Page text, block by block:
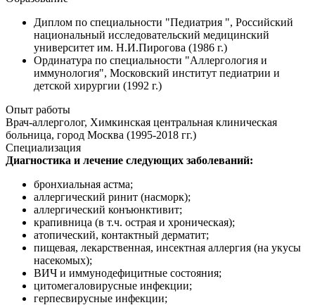
Диплом по специальности "Педиатрия ", Российский
национальный исследовательский медицинский
университет им. Н.И.Пирогова (1986 г.)
Ординатура по специальности "Аллергология и
иммунология", Московский институт педиатрии и
детской хирургии (1992 г.)
Опыт работы
Врач-аллерголог, Химкинская центральная клиническая
больница, город Москва (1995-2018 гг.)
Специализация
Диагностика и лечение следующих заболеваний:
бронхиальная астма;
аллергический ринит (насморк);
аллергический конъюнктивит;
крапивница (в т.ч. острая и хроническая);
атопический, контактный дерматит;
пищевая, лекарственная, инсектная аллергия (на укусы
насекомых);
ВИЧ и иммунодефицитные состояния;
цитомегаловирусные инфекции;
герпесвирусные инфекции;